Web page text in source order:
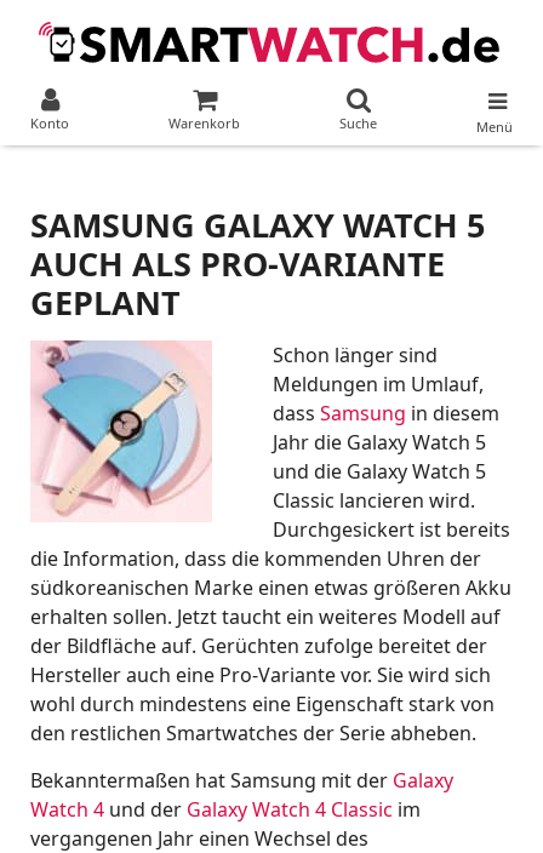
Konto Warenkorb Suche Menü
SAMSUNG GALAXY WATCH 5
AUCH ALS PRO-VARIANTE
GEPLANT
Schon länger sind
Meldungen im Umlauf,
dass Samsung in diesem
Jahr die Galaxy Watch 5
und die Galaxy Watch 5
Classic lancieren wird.
Durchgesickert ist bereits
die Information, dass die kommenden Uhren der
südkoreanischen Marke einen etwas größeren Akku
erhalten sollen. Jetzt taucht ein weiteres Modell auf
der Bildfläche auf. Gerüchten zufolge bereitet der
Hersteller auch eine Pro-Variante vor. Sie wird sich
wohl durch mindestens eine Eigenschaft stark von
den restlichen Smartwatches der Serie abheben.
Bekanntermaßen hat Samsung mit der Galaxy
Watch 4 und der Galaxy Watch 4 Classic im
vergangenen Jahr einen Wechsel des